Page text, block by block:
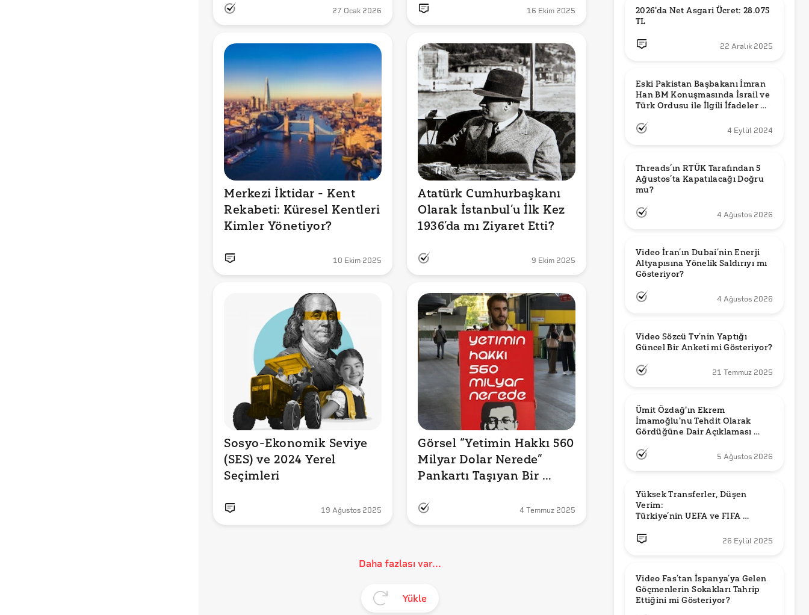
Yavaş Geçtiği Doğru mu?
27 Ocak 2026 16 Ekim 2025
Merkezi İktidar - Kent
Rekabeti: Küresel Kentleri
Kimler Yönetiyor?
10 Ekim 2025
Atatürk Cumhurbaşkanı
Olarak İstanbul’u İlk Kez
1936’da mı Ziyaret Etti?
9 Ekim 2025
Sosyo-Ekonomik Seviye
(SES) ve 2024 Yerel
Seçimleri
19 Ağustos 2025
Görsel “Yetimin Hakkı 560
Milyar Dolar Nerede”
Pankartı Taşıyan Bir
4 Temmuz 2025
Daha fazlası var...
Yükle
2026'da Net Asgari Ücret: 28.075
TL
22 Aralık 2025
Eski Pakistan Başbakanı İmran
Han BM Konuşmasında İsrail ve
Türk Ordusu ile İlgili İfadeler mi
4 Eylül 2024
Threads’ın RTÜK Tarafından 5
Ağustos’ta Kapatılacağı Doğru
mu?
4 Ağustos 2026
Video İran’ın Dubai’nin Enerji
Altyapısına Yönelik Saldırıyı mı
Gösteriyor?
4 Ağustos 2026
Video Sözcü Tv’nin Yaptığı
Güncel Bir Anketi mi Gösteriyor?
21 Temmuz 2025
Ümit Özdağ'ın Ekrem
İmamoğlu'nu Tehdit Olarak
Gördüğüne Dair Açıklaması
5 Ağustos 2026
Yüksek Transferler, Düşen
Verim:
Türkiye’nin UEFA ve FIFA
26 Eylül 2025
Video Fas’tan İspanya’ya Gelen
Göçmenlerin Sokakları Tahrip
Ettiğini mi Gösteriyor?